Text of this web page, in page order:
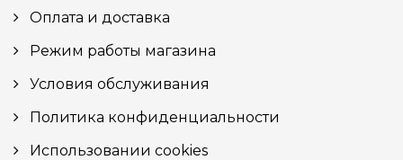
Оплата и доставка
Режим работы магазина
Условия обслуживания
Политика конфиденциальности
Использовании cookies